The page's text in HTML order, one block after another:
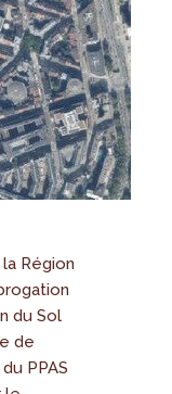
Région
du Sol
de
PPAS